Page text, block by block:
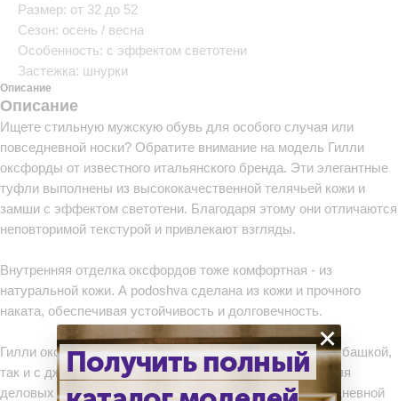
Размер: от 32 до 52
Сезон: осень / весна
Особенность: с эффектом светотени
Застежка: шнурки
Описание
Описание
Ищете стильную мужскую обувь для особого случая или
повседневной носки? Обратите внимание на модель Гилли
оксфорды от известного итальянского бренда. Эти элегантные
туфли выполнены из высококачественной телячьей кожи и
замши с эффектом светотени. Благодаря этому они отличаются
неповторимой текстурой и привлекают взгляды.
Внутренняя отделка оксфордов тоже комфортная - из
натуральной кожи. А podoshva сделана из кожи и прочного
наката, обеспечивая устойчивость и долговечность.
Гилли оксфорды легко сочетаются как с костюмом и рубашкой,
так и с джинсами и свитером. Они отлично подойдут для
деловых встреч, торжественных мероприятий и повседневной
Получить полный
×